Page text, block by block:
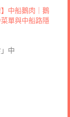
】中船鵝肉｜鵝
單與中船路隱
中